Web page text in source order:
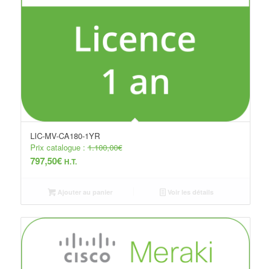
LIC-MV-CA180-1YR
Prix catalogue :1.100,00€
797,50€ H.T.
Ajouter au panier Voir les détails